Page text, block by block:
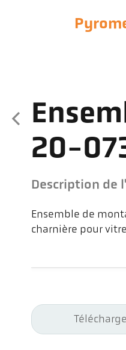
20-
Description de
Ensemble de
charnière pour